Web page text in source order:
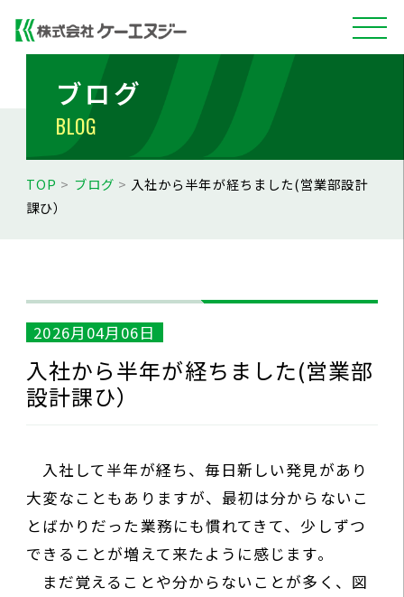
ブログ
BLOG
TOP > ブログ > 入社から半年が経ちました(営業部設計
課ひ）
2026月04月06日
入社から半年が経ちました(営業部
設計課ひ）
入社して半年が経ち、毎日新しい発見があり
大変なこともありますが、最初は分からないこ
とばかりだった業務にも慣れてきて、少しずつ
できることが増えて来たように感じます。
まだ覚えることや分からないことが多く、図